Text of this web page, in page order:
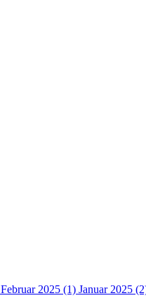
Februar 2025 (1) Januar 2025